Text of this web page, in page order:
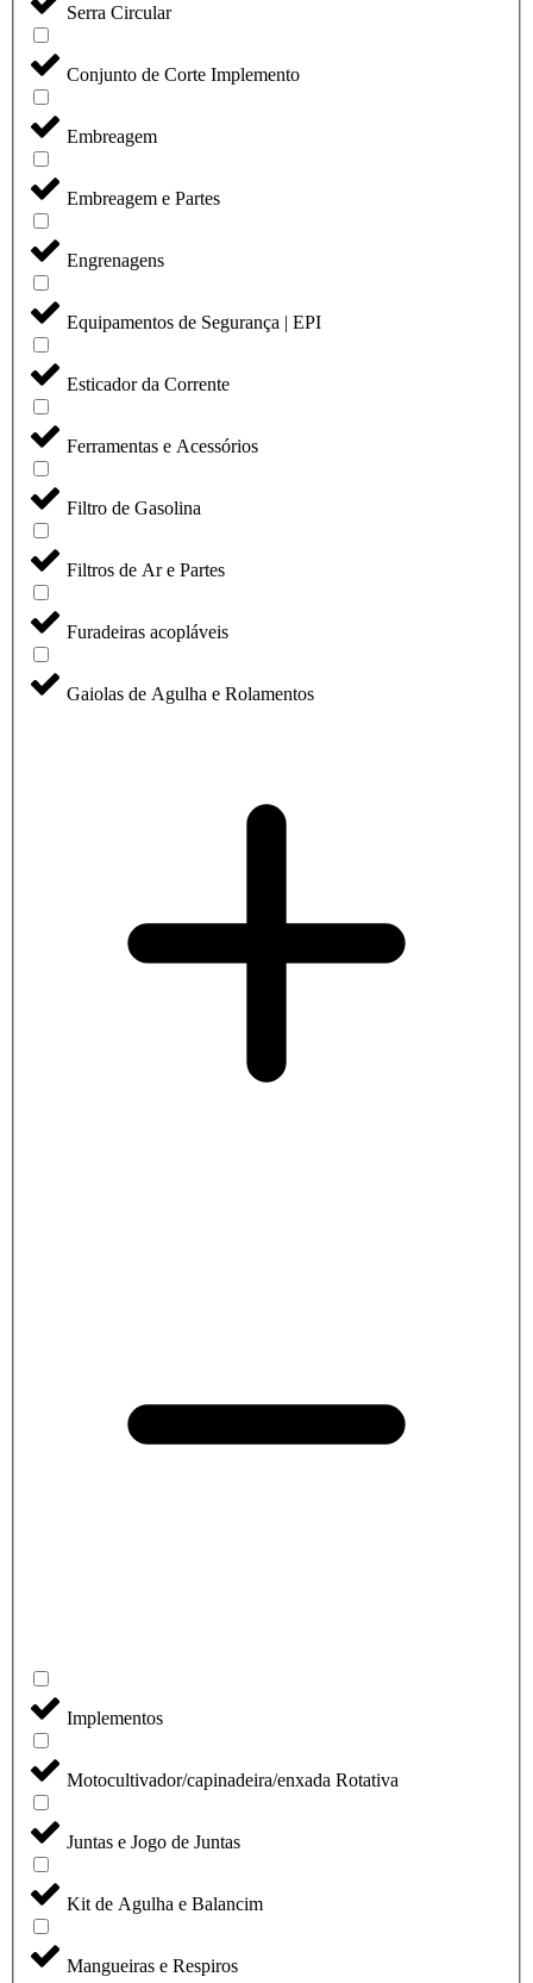
Serra Circular
Conjunto de Corte Implemento
Embreagem
Embreagem e Partes
Engrenagens
Equipamentos de Segurança | EPI
Esticador da Corrente
Ferramentas e Acessórios
Filtro de Gasolina
Filtros de Ar e Partes
Furadeiras acopláveis
Gaiolas de Agulha e Rolamentos
Implementos
Motocultivador/capinadeira/enxada Rotativa
Juntas e Jogo de Juntas
Kit de Agulha e Balancim
Mangueiras e Respiros